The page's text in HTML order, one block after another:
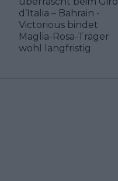
d’Italia – Bahrain -
Victorious bindet
Maglia-Rosa-Träger
wohl langfristig